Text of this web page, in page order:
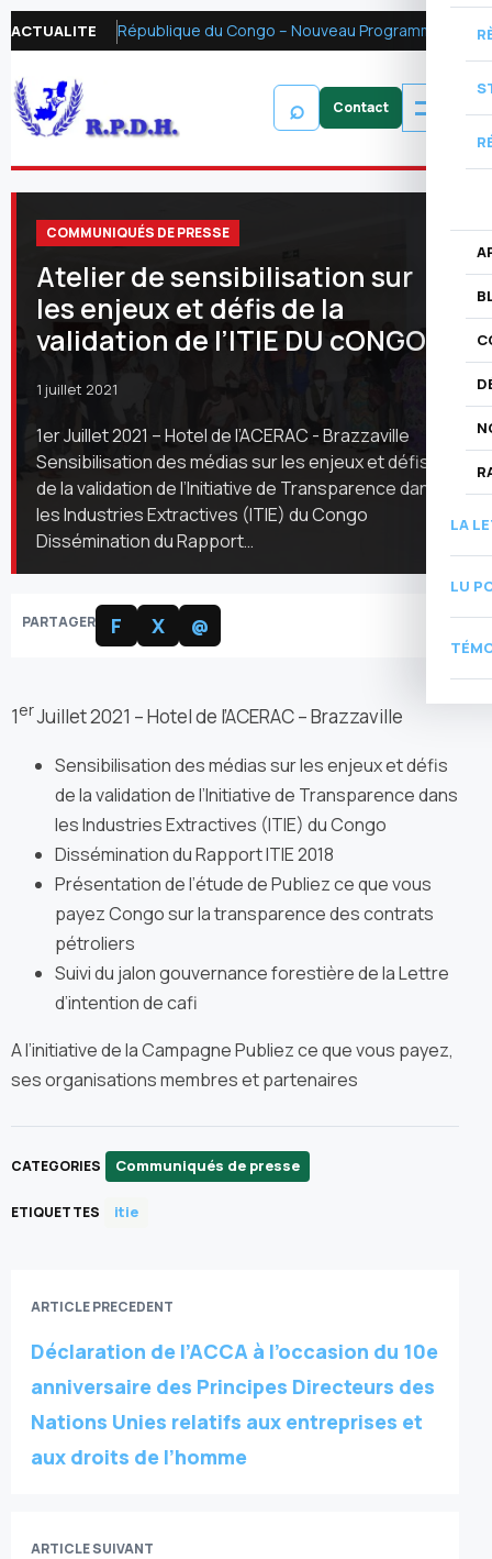
ACTUALITE
⌕
LA
LU
COMMUNIQUÉS DE PRESSE
Atelier de sensibilisation sur
les enjeux et défis de la
validation de l’ITIE DU cONGO
1 juillet 2021
1er Juillet 2021 – Hotel de l’ACERAC - Brazzaville
Sensibilisation des médias sur les enjeux et défis
de la validation de l’Initiative de Transparence dans
les Industries Extractives (ITIE) du Congo
Dissémination du Rapport…
PARTAGER F X @
1erJuillet 2021 – Hotel de l’ACERAC – Brazzaville
Sensibilisation des médias sur les enjeux et défis
de la validation de l’Initiative de Transparence dans
les Industries Extractives (ITIE) du Congo
Dissémination du Rapport ITIE 2018
Présentation de l’étude de Publiez ce que vous
payez Congo sur la transparence des contrats
pétroliers
Suivi du jalon gouvernance forestière de la Lettre
d’intention de cafi
A l’initiative de la Campagne Publiez ce que vous payez,
ses organisations membres et partenaires
CATEGORIES Communiqués de presse
ETIQUETTES itie
ARTICLE PRECEDENT
Déclaration de l’ACCA à l’occasion du 10e
anniversaire des Principes Directeurs des
Nations Unies relatifs aux entreprises et
aux droits de l’homme
ARTICLE SUIVANT